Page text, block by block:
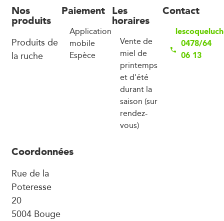
Nos
produits
Produits de
la ruche
Paiement
Application
mobile
Espèce
Les
horaires
Vente de
miel de
printemps
et d'été
durant la
saison (sur
rendez-
vous)
Contact
0478/64
06 13
Coordonnées
Rue de la
Poteresse
20
5004 Bouge